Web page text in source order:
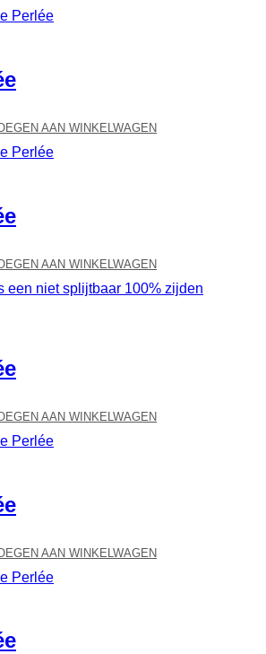
AAN WINKELWAGEN
AAN WINKELWAGEN
AAN WINKELWAGEN
AAN WINKELWAGEN